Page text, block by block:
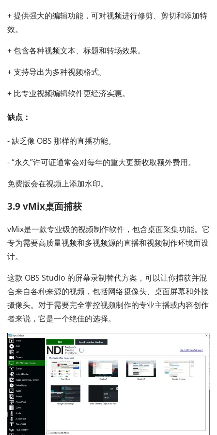
+ 提供强大的编辑功能，可对视频进行修剪、剪切和添加特
效。
+ 包含各种视频文本、标题和转场效果。
+ 支持导出为多种视频格式。
+ 比专业视频编辑软件更经济实惠。
缺点：
- 缺乏像 OBS 那样的直播功能。
- “永久”许可证通常会对每年的重大更新收取额外费用。
免费版会在视频上添加水印。
3.9 vMix桌面捕获
vMix是一款专业级的视频制作软件，包含桌面采集功能。它
专为需要高质量视频和多视频源的直播和视频制作环境而设
计。
这款 OBS Studio 的屏幕录制替代方案，可以让你捕获并混
合来自各种来源的视频，包括网络摄像头、桌面屏幕和外接
摄像头。对于需要完全掌控视频制作的专业主播或内容创作
者来说，它是一个绝佳的选择。